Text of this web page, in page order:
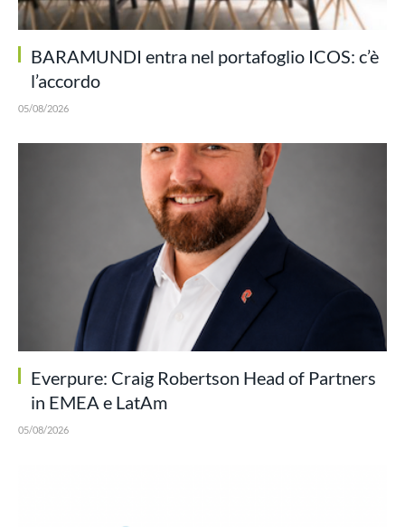
BARAMUNDI entra nel portafoglio ICOS: c’è
l’accordo
05/08/2026
Everpure: Craig Robertson Head of Partners
in EMEA e LatAm
05/08/2026